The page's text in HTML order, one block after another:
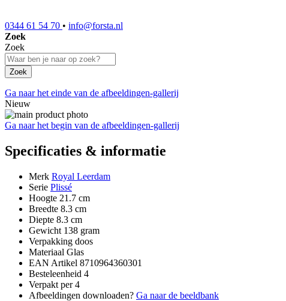
0344 61 54 70 • info@forsta.nl
Zoek
Zoek
Zoek
Ga naar het einde van de afbeeldingen-gallerij
Nieuw
Ga naar het begin van de afbeeldingen-gallerij
Specificaties & informatie
Merk Royal Leerdam
Serie Plissé
Hoogte 21.7 cm
Breedte 8.3 cm
Diepte 8.3 cm
Gewicht 138 gram
Verpakking doos
Materiaal Glas
EAN Artikel 8710964360301
Besteleenheid 4
Verpakt per 4
Afbeeldingen downloaden? Ga naar de beeldbank